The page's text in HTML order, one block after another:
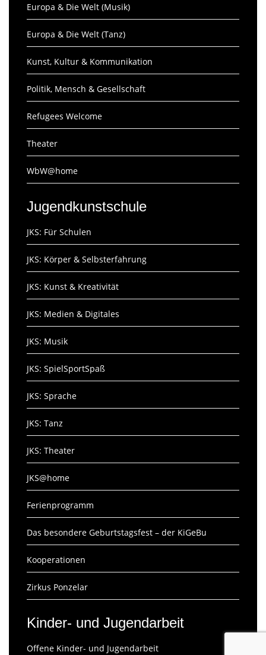
Europa & Die Welt (Musik)
Europa & Die Welt (Tanz)
Kunst, Kultur & Kommunikation
Politik, Mensch & Gesellschaft
Refugees Welcome
Theater
WbW@home
Jugendkunstschule
JKS: Für Schulen
JKS: Körper & Selbsterfahrung
JKS: Kunst & Kreativität
JKS: Medien & Digitales
JKS: Musik
JKS: SpielSportSpaß
JKS: Sprache
JKS: Tanz
JKS: Theater
JKS@home
Ferienprogramm
Das besondere Geburtstagsfest – der KiGeBu
Kooperationen
Zirkus Ponzelar
Kinder- und Jugendarbeit
Offene Kinder- und Jugendarbeit